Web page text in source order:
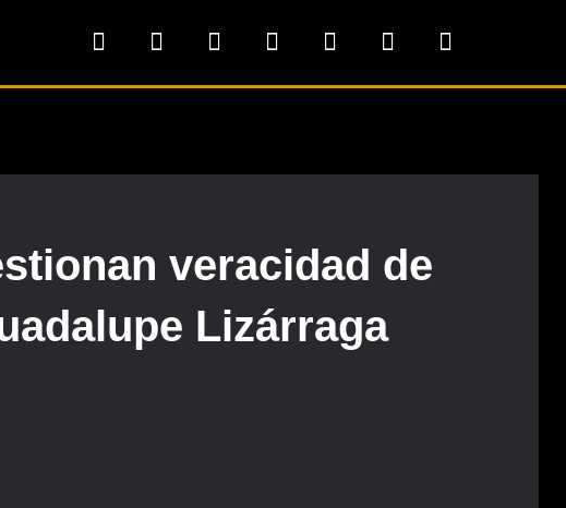
veracidad de
Lizárraga